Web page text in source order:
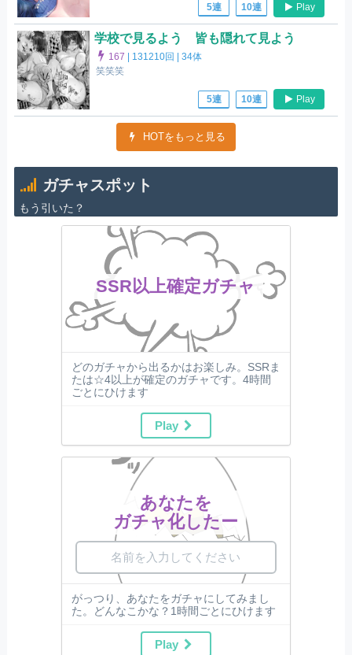
5連 10連 Play
学校で見るよう 皆も隠れて見よう
167 131210回 |34体
笑笑笑
5連 10連 Play
HOTをもっと見る
ガチャスポット
もう引いた？
SSR以上確定ガチャ
どのガチャから出るかはお楽しみ。SSRま
たは☆4以上が確定のガチャです。4時間
ごとにひけます
Play
あなたを
ガチャ化したー
がっつり、あなたをガチャにしてみまし
た。どんなこかな？1時間ごとにひけます
Play